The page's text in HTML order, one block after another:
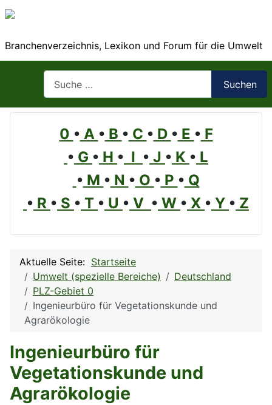
Branchenverzeichnis, Lexikon und Forum für die Umwelt
Suchen
0 • A • B • C • D • E • F
• G • H • I • J • K • L
• M • N • O • P • Q
• R • S • T • U • V • W • X • Y • Z
Aktuelle Seite: Startseite
Umwelt (spezielle Bereiche)
Deutschland
PLZ-Gebiet 0
Ingenieurbüro für Vegetationskunde und
Agrarökologie
Ingenieurbüro für
Vegetationskunde und
Agrarökologie